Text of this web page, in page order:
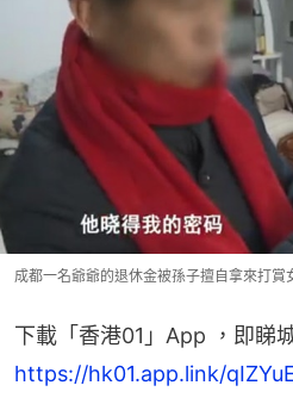
成都一名爺爺的退休金被孫子擅自拿來打賞
下載「香港01」App ，即睇
https://hk01.app.link/